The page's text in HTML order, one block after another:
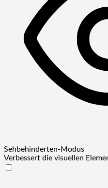
Sehbehinderten-Modus
Verbessert die visuellen